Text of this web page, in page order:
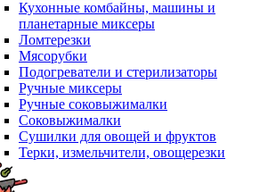
Кухонные комбайны, машины и
планетарные миксеры
Ломтерезки
Мясорубки
Подогреватели и стерилизаторы
Ручные миксеры
Ручные соковыжималки
Соковыжималки
Сушилки для овощей и фруктов
Терки, измельчители, овощерезки